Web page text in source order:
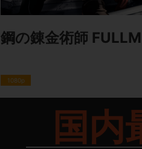
鋼の錬金術師
1080p
国内